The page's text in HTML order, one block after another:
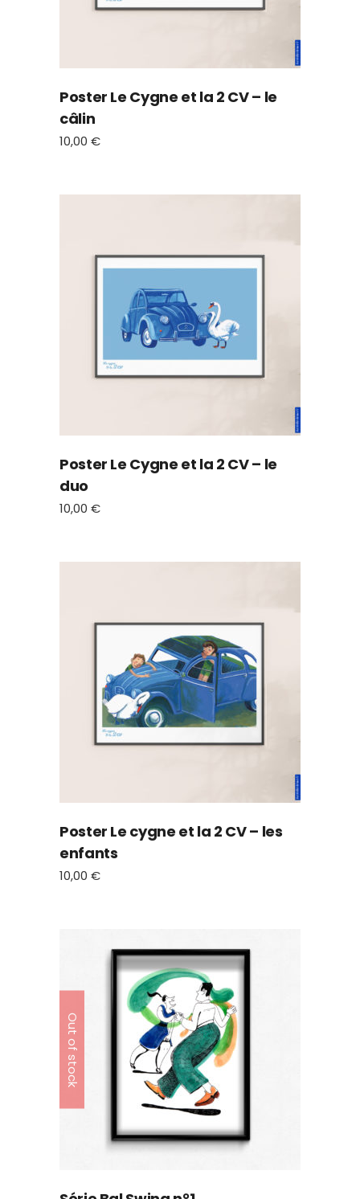
Poster Le Cygne et la 2 CV – le
câlin
10,00 €
Poster Le Cygne et la 2 CV – le
duo
10,00 €
Poster Le cygne et la 2 CV – les
enfants
10,00 €
Out of stock